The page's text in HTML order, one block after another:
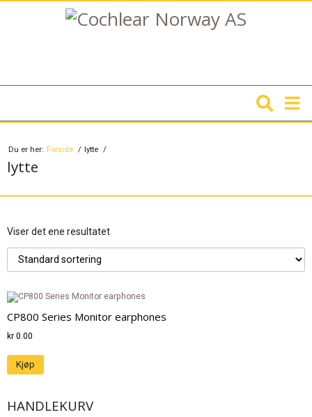
Du er her: Forside lytte
lytte
Viser det ene resultatet
CP800 Series Monitor earphones
kr 0.00
Kjøp
HANDLEKURV